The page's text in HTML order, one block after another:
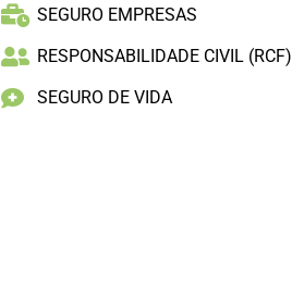
SEGURO EMPRESAS
RESPONSABILIDADE CIVIL (RCF)
SEGURO DE VIDA